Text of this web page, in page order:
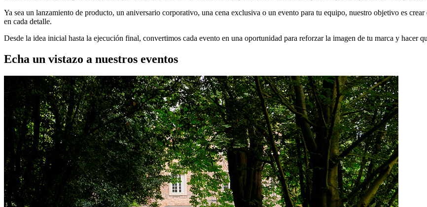
Ya sea un lanzamiento de producto, un aniversario corporativo, una cena exclusiva o un evento para tu equipo, nuestro objetivo es
en cada detalle.
Desde la idea inicial hasta la ejecución final, convertimos cada evento en una oportunidad para reforzar la imagen de tu marca y hacer
Echa un vistazo a nuestros eventos